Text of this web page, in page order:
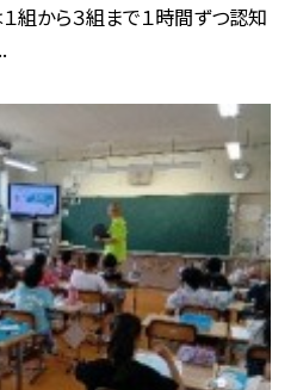
組から３組まで１時間ずつ認知